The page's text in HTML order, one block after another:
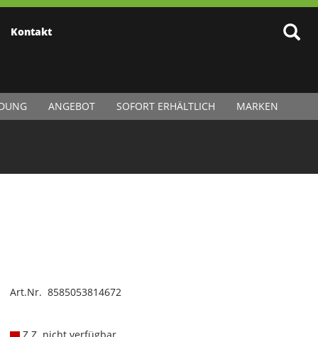
Kontakt
ANGEBOT SOFORT ERHÄLTLICH MARKEN
Art.Nr. 8585053814672